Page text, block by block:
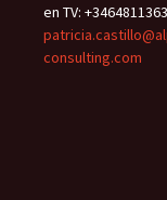
en TV:
consulting.com